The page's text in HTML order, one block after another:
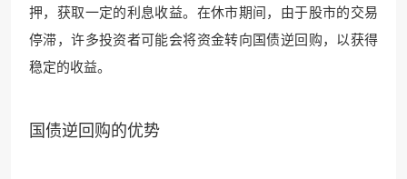
押，获取一定的利息收益。在休市期间，由于股市的交易
停滞，许多投资者可能会将资金转向国债逆回购，以获得
稳定的收益。
国债逆回购的优势